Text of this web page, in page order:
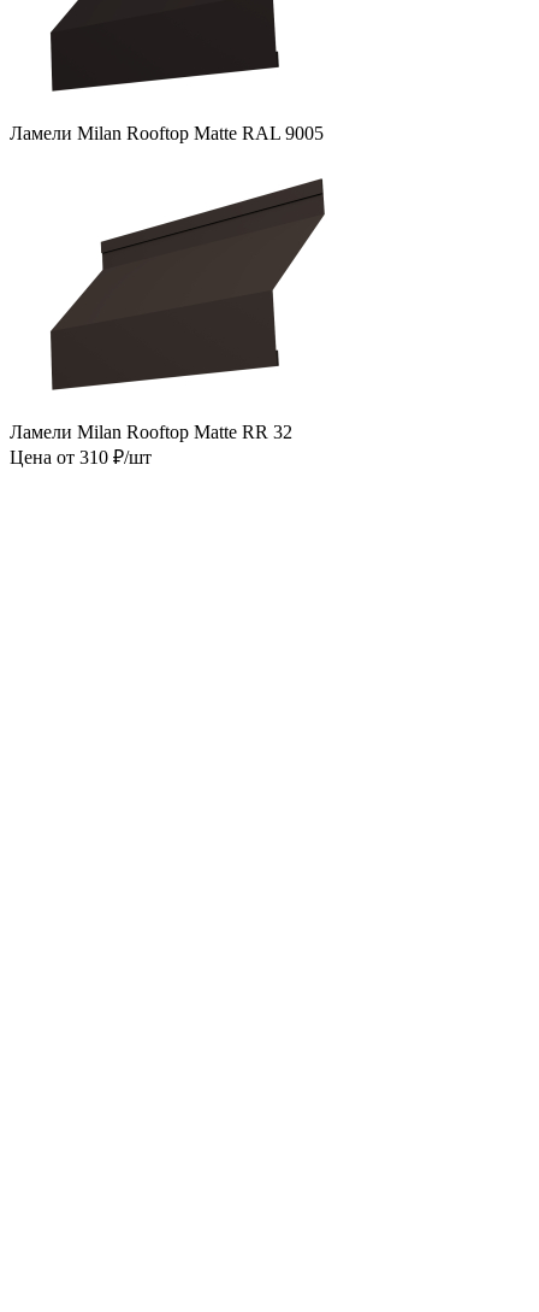
Ламели Milan Rooftop Matte RAL 9005
Ламели Milan Rooftop Matte RR 32
Цена от 310 ₽/шт